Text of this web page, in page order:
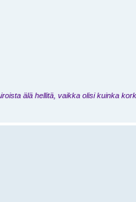
älä hellitä, vaikka olisi kuinka